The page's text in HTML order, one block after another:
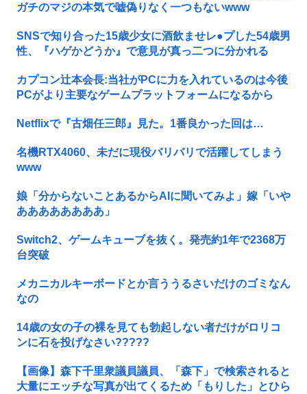
ガチのマジの本気で嘘偽りなく一つもないwww
SNSで知り合った15歳少女に酒飲ませレ●プした54歳男
性、『ハゲかどうか』で意見が真っ二つに分かれる
カプコン辻本会長:当社がPCに力を入れているのは今後
PCがより主要なゲームプラットフォームになるから
Netflixで『古畑任三郎』見た。1番良かった回は…
名機RTX4060、未だに現役バリバリで活躍してしまう
www
娘「分からないことあるからAIに聞いてみよ」嫁「いや
ああああああああ」
Switch2、ゲームキューブを抜く。発売約1年で2368万
台突破
メカニカルキーボードとか言ううるさいだけのゴミなん
なの
14歳の女の子の裸を見ても勃起しない者だけがロリコ
ンに石を投げなさい?????
【画像】森下千里衆議員議員、「森下」で検索されると
大量にエッチな写真が出てくるため「もりした」とひら